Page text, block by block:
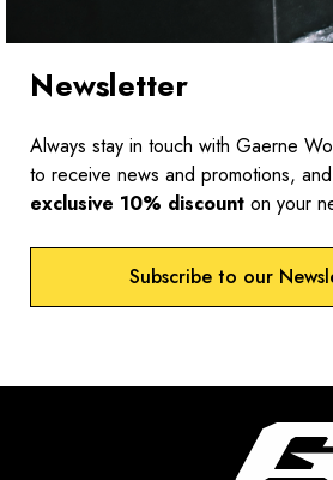
Newsletter
Always stay in touch with Gaerne
to receive news and promotions,
exclusive 10% discount on your
Subscribe to our